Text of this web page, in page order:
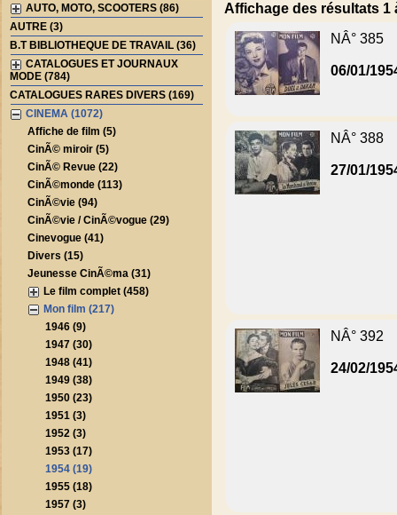
AUTO, MOTO, SCOOTERS (86)
AUTRE (3)
B.T BIBLIOTHEQUE DE TRAVAIL (36)
CATALOGUES ET JOURNAUX
MODE (784)
CATALOGUES RARES DIVERS (169)
CINEMA (1072)
Affiche de film (5)
CinÃ© miroir (5)
CinÃ© Revue (22)
CinÃ©monde (113)
CinÃ©vie (94)
CinÃ©vie / CinÃ©vogue (29)
Cinevogue (41)
Divers (15)
Jeunesse CinÃ©ma (31)
Le film complet (458)
Mon film (217)
1946 (9)
1947 (30)
1948 (41)
1949 (38)
1950 (23)
1951 (3)
1952 (3)
1953 (17)
1954 (19)
1955 (18)
1957 (3)
Affichage des résultats 1
NÂ° 385
06/01/
NÂ° 388
27/01/
NÂ° 392
24/02/